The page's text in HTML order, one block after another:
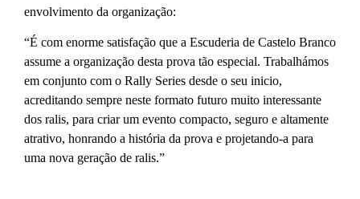
envolvimento da organização:
“É com enorme satisfação que a Escuderia de Castelo Branco
assume a organização desta prova tão especial. Trabalhámos
em conjunto com o Rally Series desde o seu inicio,
acreditando sempre neste formato futuro muito interessante
dos ralis, para criar um evento compacto, seguro e altamente
atrativo, honrando a história da prova e projetando-a para
uma nova geração de ralis.”